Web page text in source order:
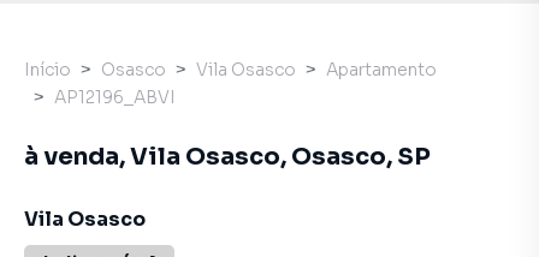
Início Osasco Vila Osasco
Apartamento
AP12196_ABVI
à venda, Vila Osasco, Osasco, SP
Vila Osasco